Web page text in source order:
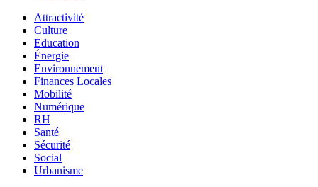
Attractivité
Culture
Education
Énergie
Environnement
Finances Locales
Mobilité
Numérique
RH
Santé
Sécurité
Social
Urbanisme